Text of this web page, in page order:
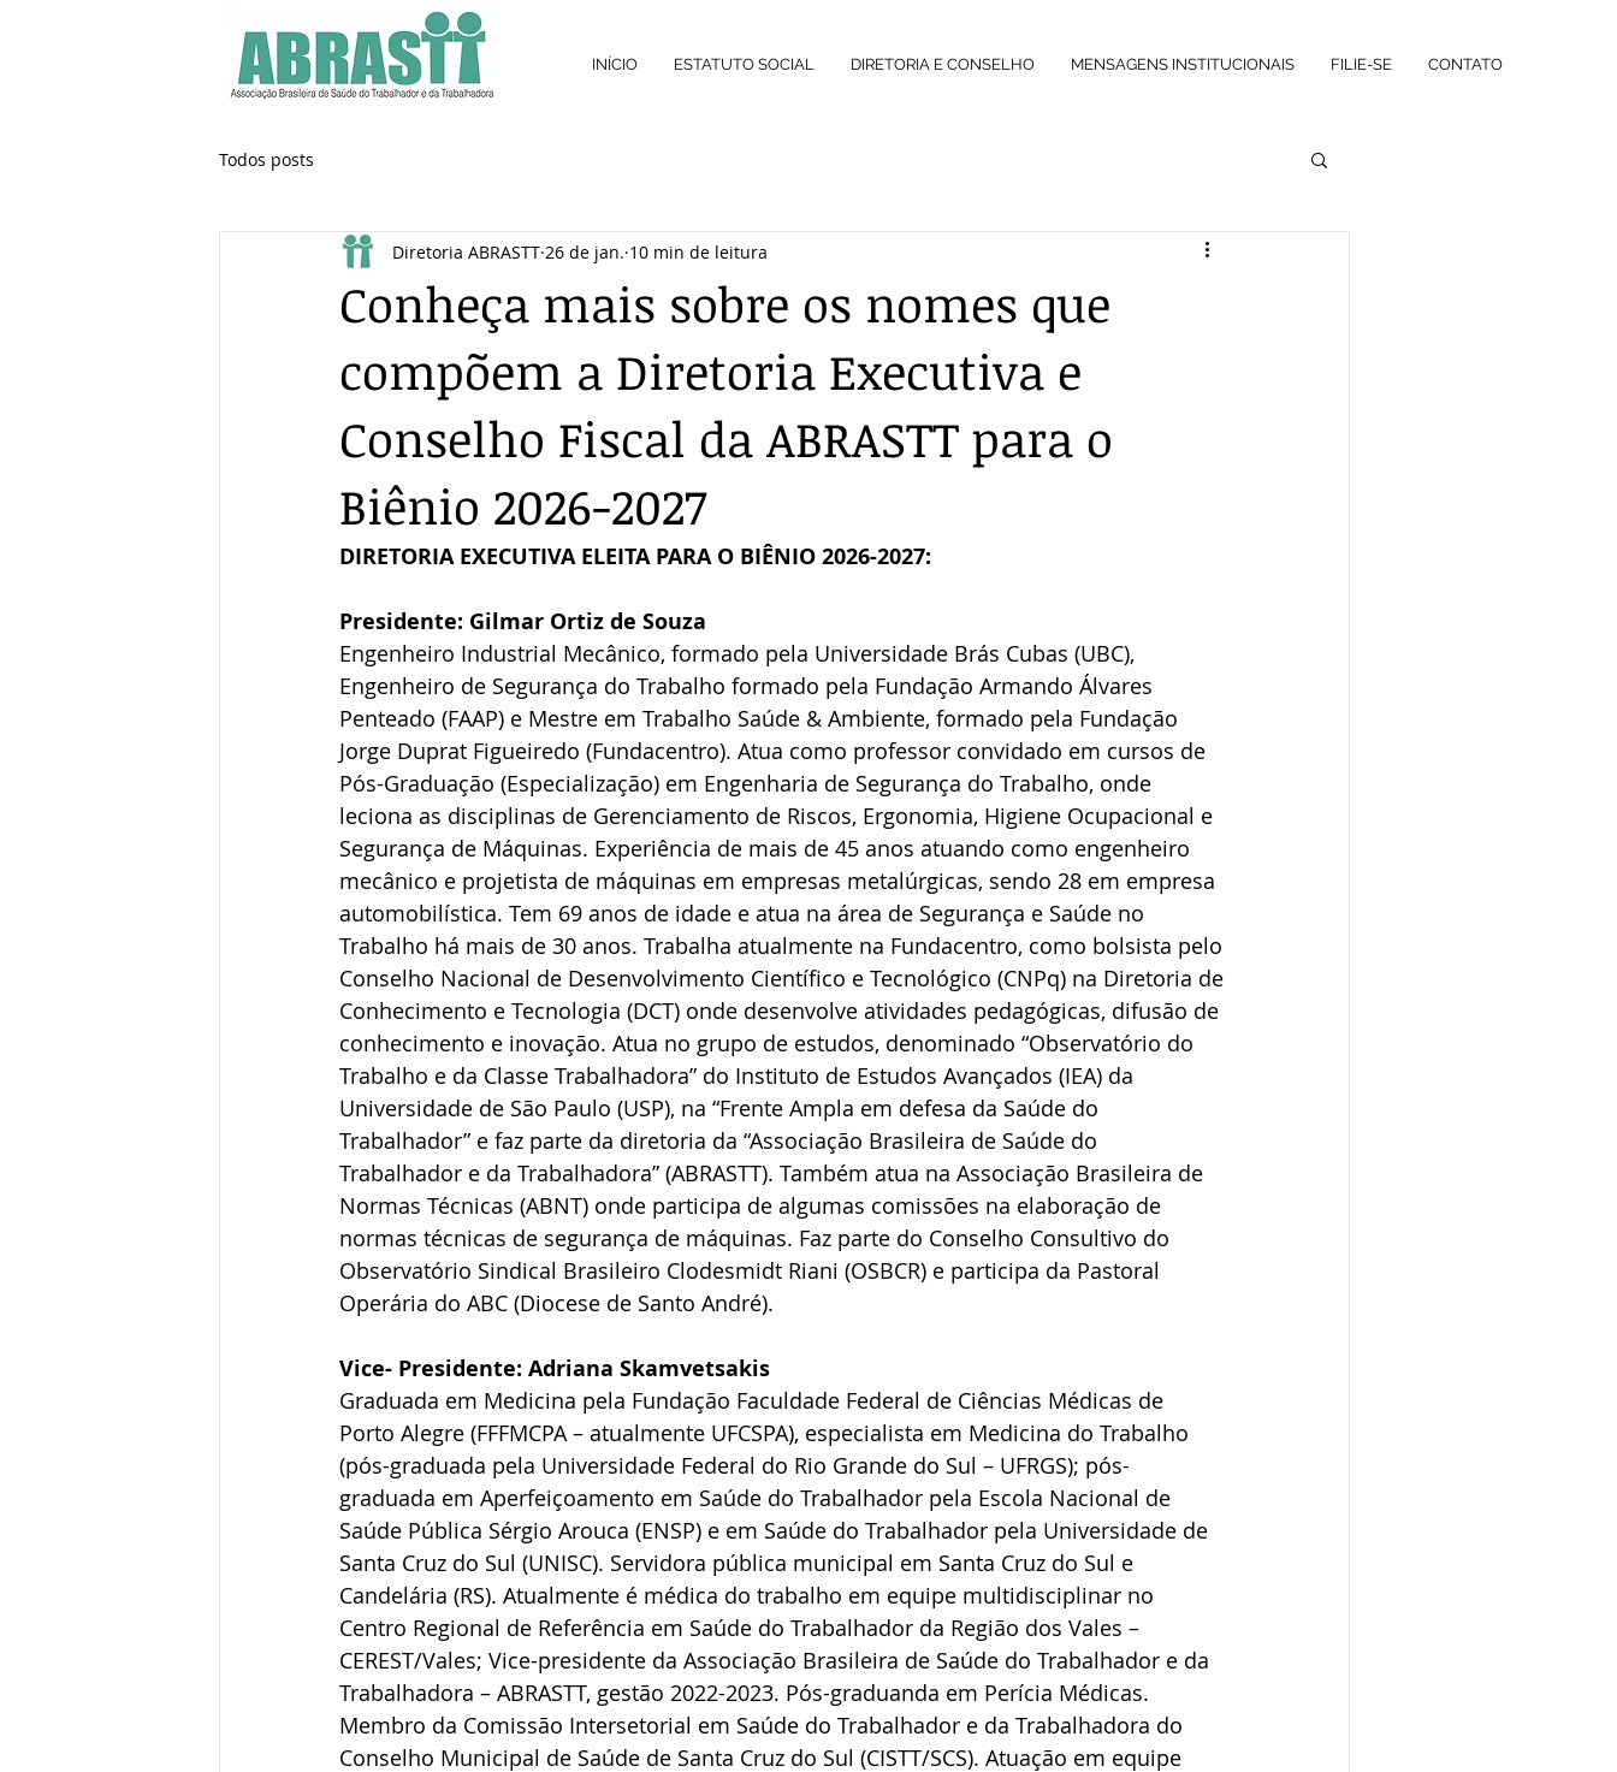
INÍCIO ESTATUTO SOCIAL DIRETORIA E CONSELHO MENSAGENS INSTITUCIONAIS FILIE-SE CONTATO
Todos posts
Conheça mais sobre os nomes que
compõem a Diretoria Executiva e
Conselho Fiscal da ABRASTT para o
Biênio 2026-2027
Diretoria ABRASTT 26 de jan. 10 min de leitura
DIRETORIA EXECUTIVA ELEITA PARA O BIÊNIO 2026-2027:
Presidente: Gilmar Ortiz de Souza
Engenheiro Industrial Mecânico, formado pela Universidade Brás Cubas (UBC),
Engenheiro de Segurança do Trabalho formado pela Fundação Armando Álvares
Penteado (FAAP) e Mestre em Trabalho Saúde & Ambiente, formado pela Fundação
Jorge Duprat Figueiredo (Fundacentro). Atua como professor convidado em cursos de
Pós-Graduação (Especialização) em Engenharia de Segurança do Trabalho, onde
leciona as disciplinas de Gerenciamento de Riscos, Ergonomia, Higiene Ocupacional e
Segurança de Máquinas. Experiência de mais de 45 anos atuando como engenheiro
mecânico e projetista de máquinas em empresas metalúrgicas, sendo 28 em empresa
automobilística. Tem 69 anos de idade e atua na área de Segurança e Saúde no
Trabalho há mais de 30 anos. Trabalha atualmente na Fundacentro, como bolsista pelo
Conselho Nacional de Desenvolvimento Científico e Tecnológico (CNPq) na Diretoria de
Conhecimento e Tecnologia (DCT) onde desenvolve atividades pedagógicas, difusão de
conhecimento e inovação. Atua no grupo de estudos, denominado “Observatório do
Trabalho e da Classe Trabalhadora” do Instituto de Estudos Avançados (IEA) da
Universidade de São Paulo (USP), na “Frente Ampla em defesa da Saúde do
Trabalhador” e faz parte da diretoria da “Associação Brasileira de Saúde do
Trabalhador e da Trabalhadora” (ABRASTT). Também atua na Associação Brasileira de
Normas Técnicas (ABNT) onde participa de algumas comissões na elaboração de
normas técnicas de segurança de máquinas. Faz parte do Conselho Consultivo do
Observatório Sindical Brasileiro Clodesmidt Riani (OSBCR) e participa da Pastoral
Operária do ABC (Diocese de Santo André).
Vice- Presidente: Adriana Skamvetsakis
Graduada em Medicina pela Fundação Faculdade Federal de Ciências Médicas de
Porto Alegre (FFFMCPA – atualmente UFCSPA), especialista em Medicina do Trabalho
(pós-graduada pela Universidade Federal do Rio Grande do Sul – UFRGS); pós-
graduada em Aperfeiçoamento em Saúde do Trabalhador pela Escola Nacional de
Saúde Pública Sérgio Arouca (ENSP) e em Saúde do Trabalhador pela Universidade de
Santa Cruz do Sul (UNISC). Servidora pública municipal em Santa Cruz do Sul e
Candelária (RS). Atualmente é médica do trabalho em equipe multidisciplinar no
Centro Regional de Referência em Saúde do Trabalhador da Região dos Vales –
CEREST/Vales; Vice-presidente da Associação Brasileira de Saúde do Trabalhador e da
Trabalhadora – ABRASTT, gestão 2022-2023. Pós-graduanda em Perícia Médicas.
Membro da Comissão Intersetorial em Saúde do Trabalhador e da Trabalhadora do
Conselho Municipal de Saúde de Santa Cruz do Sul (CISTT/SCS). Atuação em equipe